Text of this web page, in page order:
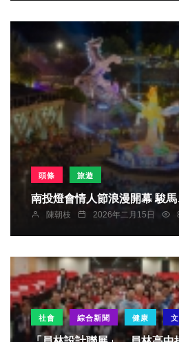
頭條 旅遊
南投燈會情人節浪漫開幕 駿
陳朝枝 2026年二月15日
社會 綜合新聞 健康